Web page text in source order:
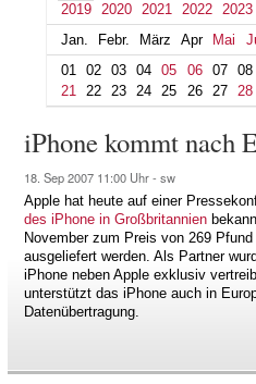
2019
2020 2021 2022
2023
Jan.
Febr. März Apr Mai
01
02 03 04 05 06 07
08
21
22 23 24 25 26 27 28
iPhone kommt nach
18. Sep 2007 11:00 Uhr - sw
Apple hat heute auf einer
des iPhone in Großbritannien
November zum Preis von 269
ausgeliefert werden. Als Partner
iPhone neben Apple exklusiv
unterstützt das iPhone auch in
Datenübertragung.